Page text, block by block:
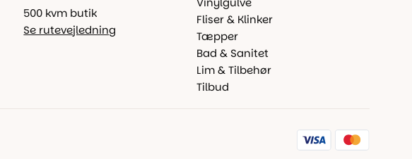
500 kvm butik
Se rutevejledning
Fliser & Klinker
Tæpper
Bad & Sanitet
Lim & Tilbehør
Tilbud